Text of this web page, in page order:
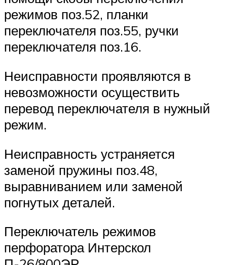
режимов поз.52, планки
переключателя поз.55, ручки
переключателя поз.16.
Неисправности проявляются в
невозможности осуществить
перевод переключателя в нужный
режим.
Неисправность устраняется
заменой пружины поз.48,
выравниванием или заменой
погнутых деталей.
Переключатель режимов
перфоратора Интерскол